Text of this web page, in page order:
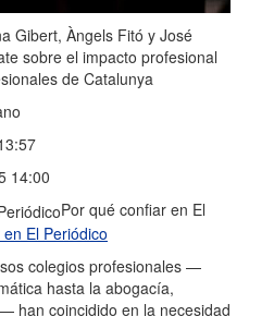
Gibert, Àngels Fitó y José
sobre el impacto profesional
de Catalunya
14:00
Por qué confiar en El
El Periódico
colegios profesionales —
hasta la abogacía,
han coincidido en la necesidad